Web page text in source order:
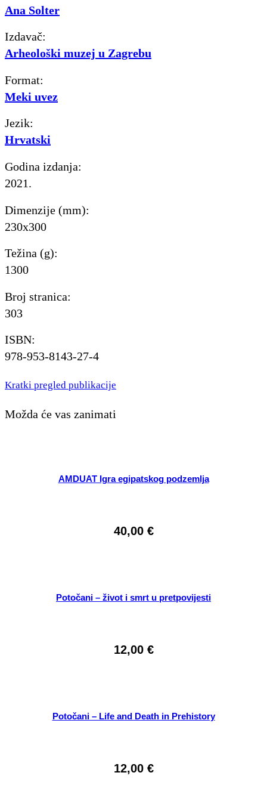
Ana Solter
Izdavač:
Arheološki muzej u Zagrebu
Format:
Meki uvez
Jezik:
Hrvatski
Godina izdanja:
2021.
Dimenzije (mm):
230x300
Težina (g):
1300
Broj stranica:
303
ISBN:
978-953-8143-27-4
Kratki pregled publikacije
Možda će vas zanimati
AMDUAT Igra egipatskog podzemlja
40,00 €
Potočani – život i smrt u pretpovijesti
12,00 €
Potočani – Life and Death in Prehistory
12,00 €